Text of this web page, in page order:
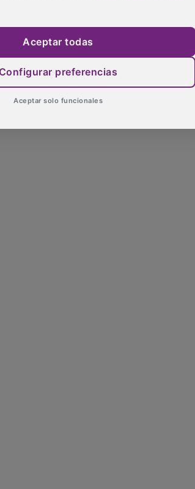
Aceptar todas
Configurar preferencias
Aceptar solo funcionales